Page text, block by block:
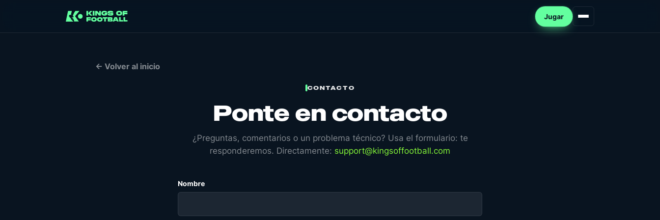
Jugar
← Volver al inicio
CONTACTO
Ponte en contacto
¿Preguntas, comentarios o un problema técnico? Usa el formulario: te
responderemos. Directamente: support@kingsoffootball.com
Nombre